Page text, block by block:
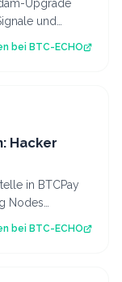
Upgrade
und
bei BTC-ECHO
Hacker
in BTCPay
Nodes
bei BTC-ECHO